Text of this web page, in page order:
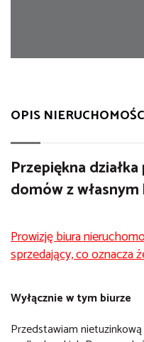
OPIS
Przepiękna
domów z
Prowizję biura
sprzedający, co oznacza
Wyłącznie w tym biurze
Przedstawiam